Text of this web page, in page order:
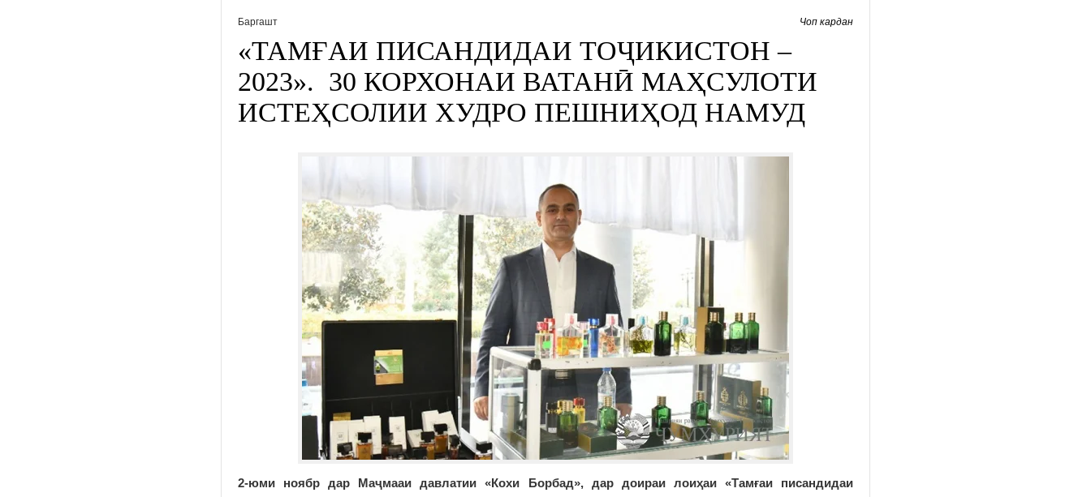
Баргашт Чоп кардан
«ТАМҒАИ ПИСАНДИДАИ ТОҶИКИСТОН –
2023». 30 КОРХОНАИ ВАТАНӢ МАҲСУЛОТИ
ИСТЕҲСОЛИИ ХУДРО ПЕШНИҲОД НАМУД
2-юми ноябр дар Маҷмааи давлатии «Кохи Борбад», дар доираи лоиҳаи «Тамғаи писандидаи